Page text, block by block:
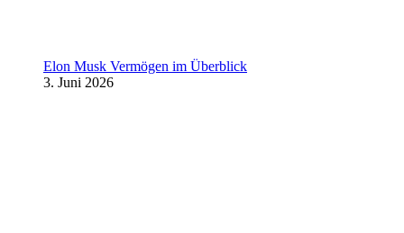
Elon Musk Vermögen im Überblick
3. Juni 2026